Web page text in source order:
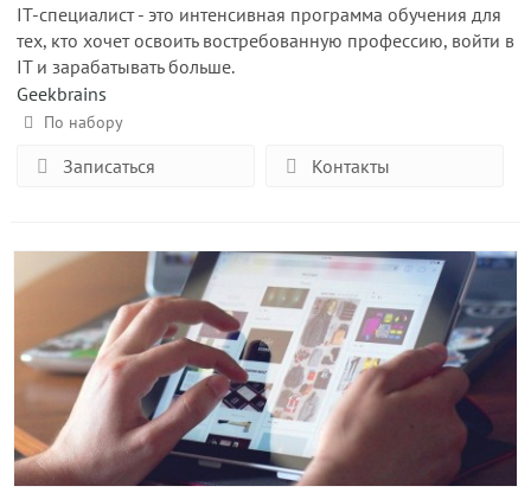
IT-специалист - это интенсивная программа обучения для
тех, кто хочет освоить востребованную профессию, войти в
IT и зарабатывать больше.
Geekbrains
По набору
Записаться Контакты